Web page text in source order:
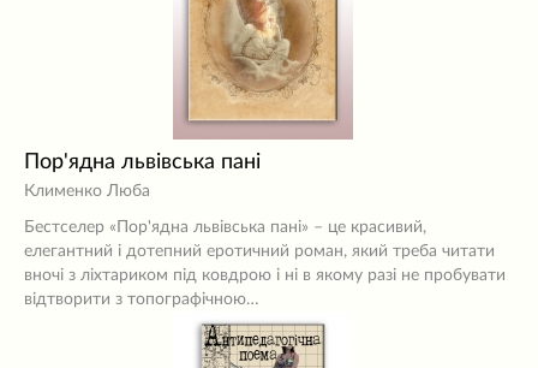
Пор'ядна львівська пані
Клименко Люба
Бестселер «Пор'ядна львівська пані» – це красивий,
елегантний і дотепний еротичний роман, який треба читати
вночі з ліхтариком під ковдрою і ні в якому разі не пробувати
відтворити з топографічною…